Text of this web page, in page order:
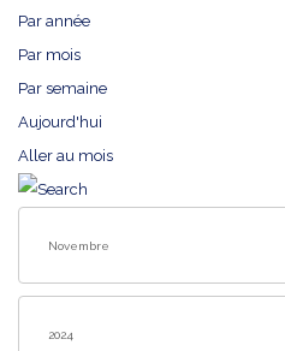
Par année
Par mois
Par semaine
Aujourd'hui
Aller au mois